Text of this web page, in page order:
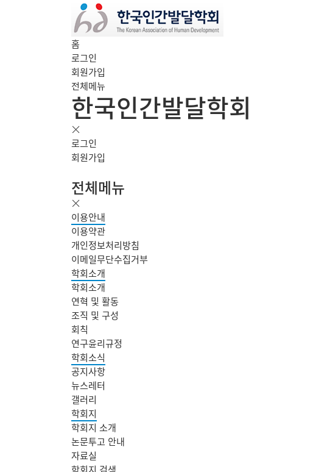
홈
로그인
회원가입
전체메뉴
한국인간발달학회
로그인
회원가입
전체메뉴
이용안내
이용약관
개인정보처리방침
이메일무단수집거부
학회소개
학회소개
연혁 및 활동
조직 및 구성
회칙
연구윤리규정
학회소식
공지사항
뉴스레터
갤러리
학회지
학회지 소개
논문투고 안내
자료실